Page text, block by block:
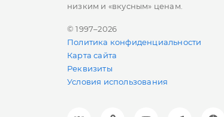
низким и «вкусным» ценам.
© 1997–2026
Политика конфиденциальности
Карта сайта
Реквизиты
Условия использования